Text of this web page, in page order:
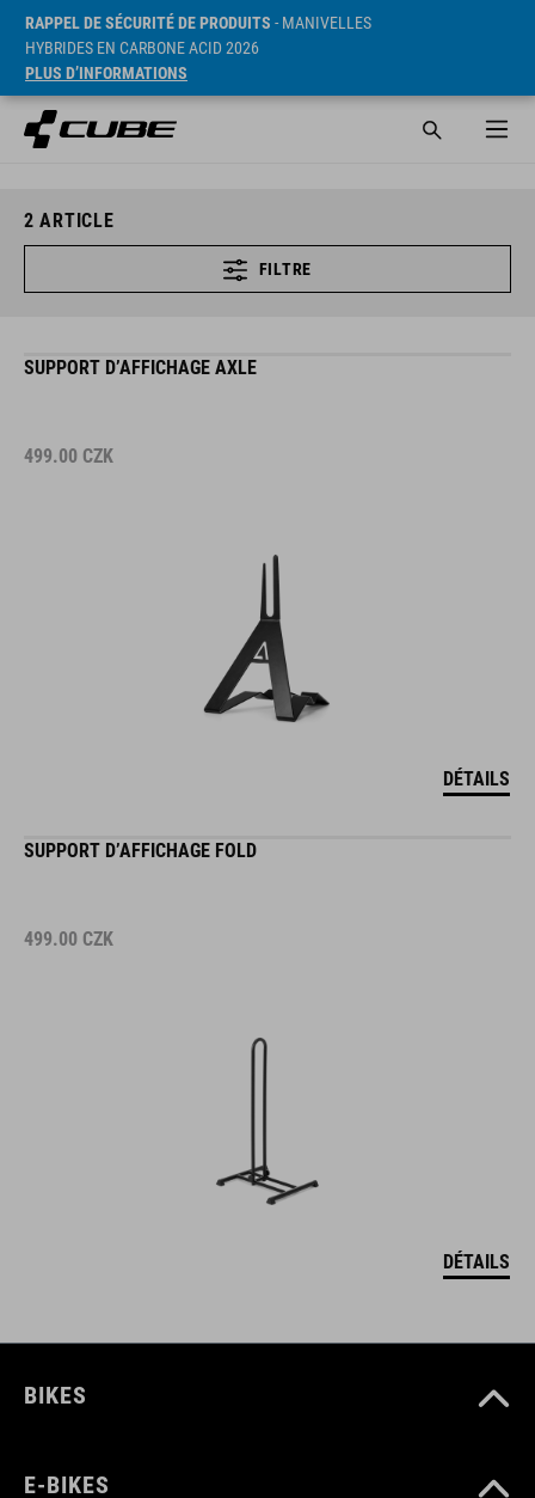
RAPPEL DE SÉCURITÉ DE PRODUITS - MANIVELLES
HYBRIDES EN CARBONE ACID 2026
PLUS D’INFORMATIONS
2 ARTICLE
FILTRE
SUPPORT D’AFFICHAGE AXLE
499.00 CZK
DÉTAILS
SUPPORT D’AFFICHAGE FOLD
499.00 CZK
DÉTAILS
BIKES
E-BIKES